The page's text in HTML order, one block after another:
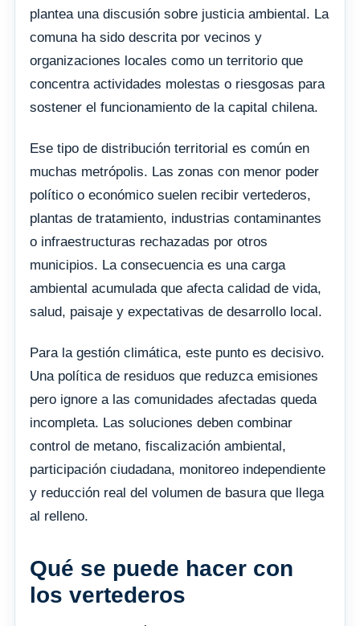
plantea una discusión sobre justicia ambiental. La
comuna ha sido descrita por vecinos y
organizaciones locales como un territorio que
concentra actividades molestas o riesgosas para
sostener el funcionamiento de la capital chilena.
Ese tipo de distribución territorial es común en
muchas metrópolis. Las zonas con menor poder
político o económico suelen recibir vertederos,
plantas de tratamiento, industrias contaminantes
o infraestructuras rechazadas por otros
municipios. La consecuencia es una carga
ambiental acumulada que afecta calidad de vida,
salud, paisaje y expectativas de desarrollo local.
Para la gestión climática, este punto es decisivo.
Una política de residuos que reduzca emisiones
pero ignore a las comunidades afectadas queda
incompleta. Las soluciones deben combinar
control de metano, fiscalización ambiental,
participación ciudadana, monitoreo independiente
y reducción real del volumen de basura que llega
al relleno.
Qué se puede hacer con
los vertederos